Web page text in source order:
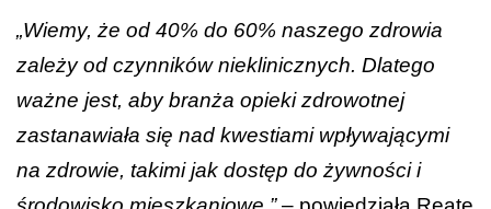
„Wiemy, że od 40% do 60% naszego zdrowia
zależy od czynników nieklinicznych. Dlatego
ważne jest, aby branża opieki zdrowotnej
zastanawiała się nad kwestiami wpływającymi
na zdrowie, takimi jak dostęp do żywności i